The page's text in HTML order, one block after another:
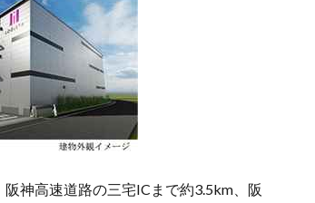
神高速道路の三宅ICまで約3.5km、阪